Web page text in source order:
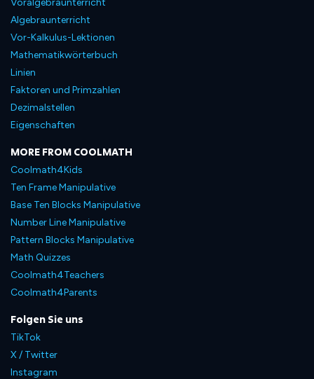
Voralgebraunterricht
Algebraunterricht
Vor-Kalkulus-Lektionen
Mathematikwörterbuch
Linien
Faktoren und Primzahlen
Dezimalstellen
Eigenschaften
MORE FROM COOLMATH
Coolmath4Kids
Ten Frame Manipulative
Base Ten Blocks Manipulative
Number Line Manipulative
Pattern Blocks Manipulative
Math Quizzes
Coolmath4Teachers
Coolmath4Parents
Folgen Sie uns
TikTok
X / Twitter
Instagram